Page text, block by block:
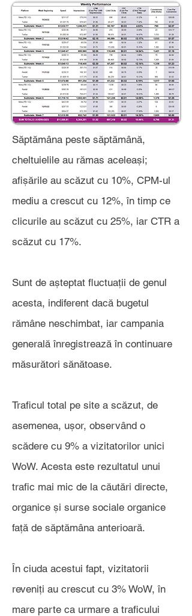
Săptămâna peste săptămână,
cheltuielile au rămas aceleași;
afișările au scăzut cu 10%, CPM-ul
mediu a crescut cu 12%, în timp ce
clicurile au scăzut cu 25%, iar CTR a
scăzut cu 17%.
Sunt de așteptat fluctuații de genul
acesta, indiferent dacă bugetul
rămâne neschimbat, iar campania
generală înregistrează în continuare
măsurători sănătoase.
Traficul total pe site a scăzut, de
asemenea, ușor, observând o
scădere cu 9% a vizitatorilor unici
WoW. Acesta este rezultatul unui
trafic mai mic de la căutări directe,
organice și surse sociale organice
față de săptămâna anterioară.
În ciuda acestui fapt, vizitatorii
reveniți au crescut cu 3% WoW, în
mare parte ca urmare a traficului